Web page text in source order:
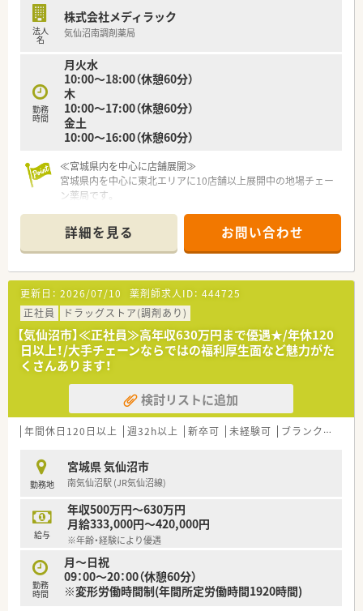
社員の2コースより選択可能！
社員のやる気を応援するプログラムが充実しています！
教育研修・店舗でのOJT研修・各種研修会・キャリアアップセミナ
ーなど、それぞれのレベルにあわせた教育体制がございます
≪こんな方におすすめ≫
■「地域の人々の健康を支えたい」という思いを大事にされてい
■薬局長や管理職、幹部候補などのキャリアアップを目指したい
方！
法人
名
株式会社メディラック
気仙沼南調剤薬局
勤務
時間
月火水
10:00～18:00（休憩60分）
木
10:00～17:00（休憩60分）
金土
10:00～16:00（休憩60分）
≪宮城県内を中心に店舗展開≫
宮城県内を中心に東北エリアに10店舗以上展開中の地場チェー
ン薬局です。
です。
調剤薬局の運営にとどまらず、福祉・介護事業にも参入してお
り、会社としての安定感もございます。
≪おすすめポイント☆教育制度・設備充実≫
教育に力を入れており、本社研修やセミナー、勉強会など様々な
取り組みを行っています。
若年層のスタッフが仕事をしながらステップアップ出来るよう
な環境を整えています。
また、業務効率化のため、最新機器の導入を積極的に行い、薬物
事故防止はもちろん、本来業務に費やすはずだった時間を、患者
様との時間に変えるよう努めております。
≪薬局について≫
本吉津谷インターチェンジからもほど近く、市外からの通勤にも
徒歩圏内にコンビニやお車5分の位置に海水浴場もあり、自然を
感じながらご勤務いただけます。
内科クリニック門前の処方せんを受けている調剤薬局で、処方箋
も1日20枚程度と落ち着いていますので、急がず落ち着いて調剤
業務を行うことが出来ます。
≪こんな方におススメ≫
・患者様とのコミュニケーションを大切にできる方
・薬剤師としてスキルアップを目指す方
詳細を見る お問い合わせ
更新日： 2026/07/10 薬剤師求人ID： 444725
正社員
ドラッグストア(調剤あり)
【気仙沼市】≪正社員≫高年収630万円まで優遇★/年休120
日以上！/大手チェーンならではの福利厚生面など魅力がた
くさんあります！
検討リストに追加
年間休日120日以上 週32h以上 新卒可 未経験可 ブランク可
勤務地
宮城県 気仙沼市
南気仙沼駅 (JR気仙沼線)
給与
年収500万円～630万円
月給333,000円～420,000円
※年齢・経験により優遇
勤務
時間
月～日祝
09：00～20：00（休憩60分）
※変形労働時間制(年間所定労働時間1920時間)